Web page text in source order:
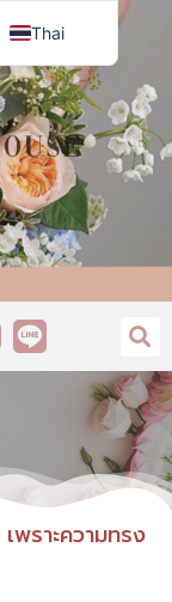
พราะความทรง
Thai
English